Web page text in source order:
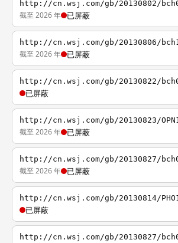
http://cn.wsj.com/gb/20130802/
截至 2026 年 已屏蔽
http://cn.wsj.com/gb/20130806/
截至 2026 年 已屏蔽
http://cn.wsj.com/gb/20130822/
已屏蔽
http://cn.wsj.com/gb/20130823/
截至 2026 年 已屏蔽
http://cn.wsj.com/gb/20130827/
截至 2026 年 已屏蔽
http://cn.wsj.com/gb/20130814/
已屏蔽
http://cn.wsj.com/gb/20130827/